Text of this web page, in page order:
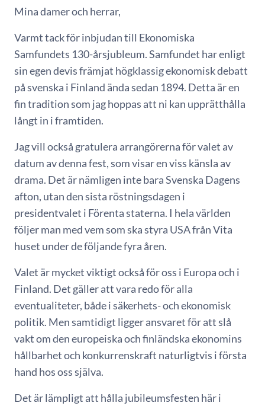
Mina damer och herrar,
Varmt tack för inbjudan till Ekonomiska
Samfundets 130-årsjubleum. Samfundet har enligt
sin egen devis främjat högklassig ekonomisk debatt
på svenska i Finland ända sedan 1894. Detta är en
fin tradition som jag hoppas att ni kan upprätthålla
långt in i framtiden.
Jag vill också gratulera arrangörerna för valet av
datum av denna fest, som visar en viss känsla av
drama. Det är nämligen inte bara Svenska Dagens
afton, utan den sista röstningsdagen i
presidentvalet i Förenta staterna. I hela världen
följer man med vem som ska styra USA från Vita
huset under de följande fyra åren.
Valet är mycket viktigt också för oss i Europa och i
Finland. Det gäller att vara redo för alla
eventualiteter, både i säkerhets- och ekonomisk
politik. Men samtidigt ligger ansvaret för att slå
vakt om den europeiska och finländska ekonomins
hållbarhet och konkurrenskraft naturligtvis i första
hand hos oss själva.
Det är lämpligt att hålla jubileumsfesten här i